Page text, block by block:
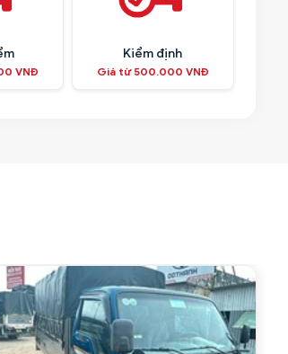
VNĐ
Kiểm định
Giá từ 500.000 VNĐ